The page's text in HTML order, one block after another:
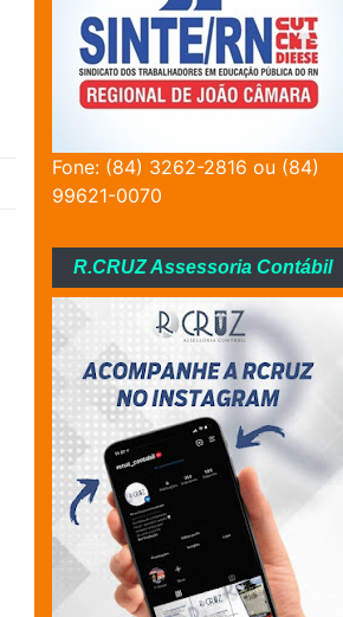
Fone: (84) 3262-2816 ou (84)
99621-0070
R.CRUZ Assessoria Contábil